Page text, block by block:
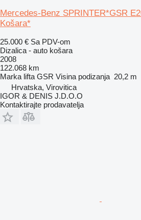
Mercedes-Benz SPRINTER*GSR
Košara*
25.000 € Sa PDV-om
Dizalica - auto košara
2008
122.068 km
Marka lifta GSR Visina podizanja 20,2 m
Hrvatska, Virovitica
IGOR & DENIS J.D.O.O
Kontaktirajte prodavatelja